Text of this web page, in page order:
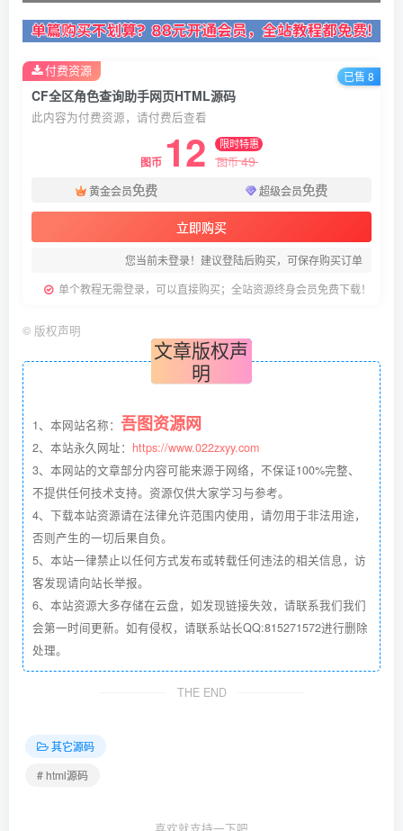
CF全区角色查询助手网页HTML源码
此内容为付费资源，请付费后查看
图币 12 限时特惠
图币49
黄金会员免费 超级会员免费
立即购买
您当前未登录！建议登陆后购买，可保存购买订单
单个教程无需登录，可以直接购买；全站资源终身会员免费下载！
付费资源 已售 8
© 版权声明
文章版权声
明
1、本网站名称： 吾图资源网
2、本站永久网址： https://www.022zxyy.com
3、本网站的文章部分内容可能来源于网络，不保证100%完整、
不提供任何技术支持。资源仅供大家学习与参考。
4、下载本站资源请在法律允许范围内使用，请勿用于非法用途，
否则产生的一切后果自负。
5、本站一律禁止以任何方式发布或转载任何违法的相关信息，访
客发现请向站长举报。
6、本站资源大多存储在云盘，如发现链接失效，请联系我们我们
会第一时间更新。如有侵权，请联系站长QQ:815271572进行删除
处理。
THE END
其它源码
# html源码